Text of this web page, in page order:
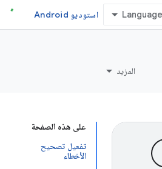
استوديو Android
المزيد
على هذه الصفحة
تفعيل تصحيح
الأخطاء